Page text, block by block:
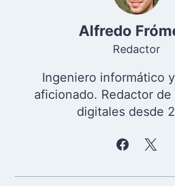
Alfredo
Redactor
Ingeniero informático
aficionado. Redactor
digitales desde